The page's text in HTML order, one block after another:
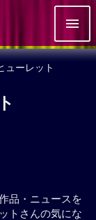
ューレット
品・ニュースを
トさんの気にな